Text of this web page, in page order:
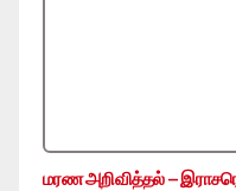
மரண அறிவித்தல் –